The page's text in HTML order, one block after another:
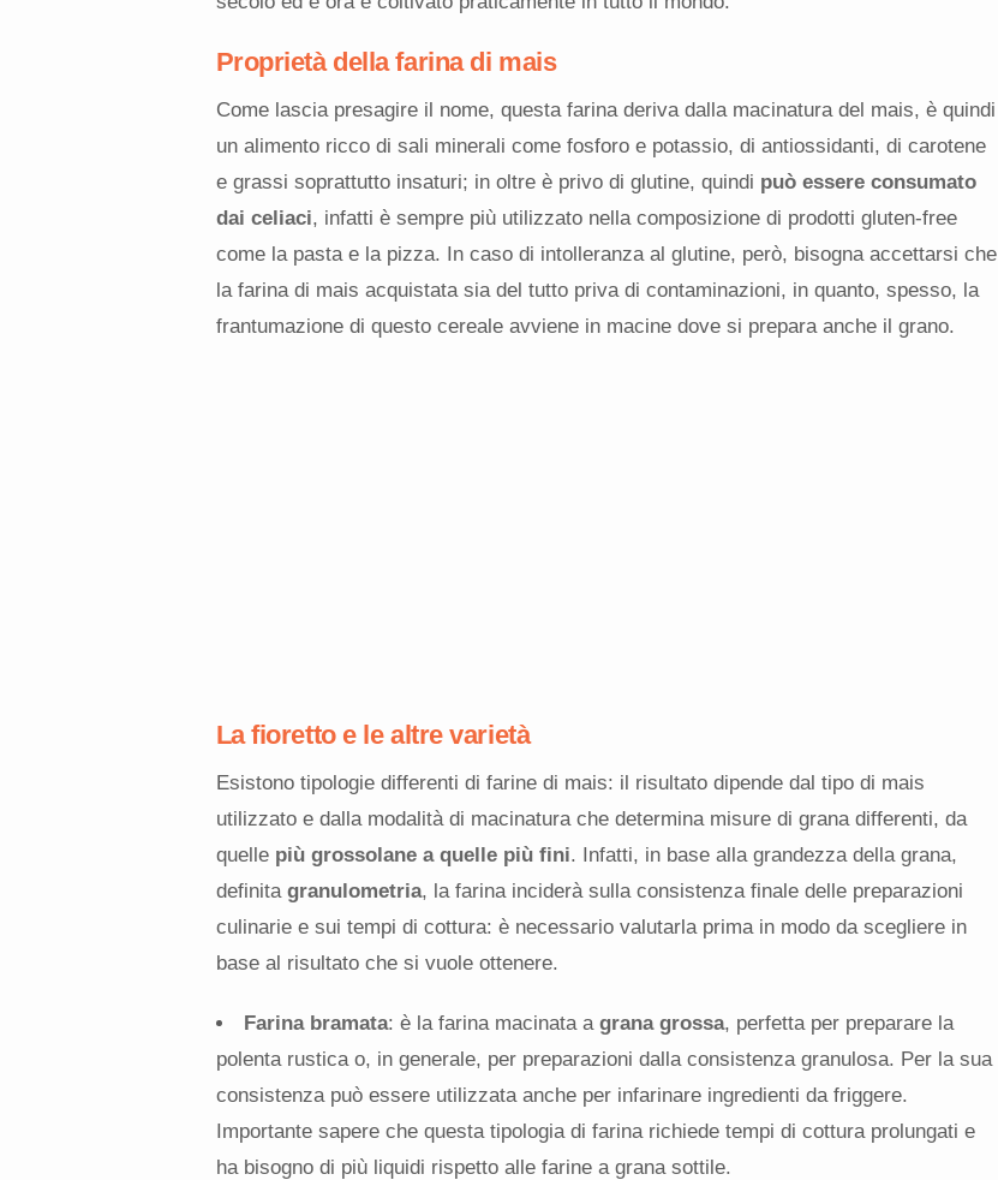
Proprietà della farina di mais
Come lascia presagire il nome, questa farina deriva dalla macinatura del mais, è quindi
un alimento ricco di sali minerali come fosforo e potassio, di antiossidanti, di carotene
e grassi soprattutto insaturi; in oltre è privo di glutine, quindi può essere consumato
dai celiaci, infatti è sempre più utilizzato nella composizione di prodotti gluten-free
come la pasta e la pizza. In caso di intolleranza al glutine, però, bisogna accettarsi che
la farina di mais acquistata sia del tutto priva di contaminazioni, in quanto, spesso, la
frantumazione di questo cereale avviene in macine dove si prepara anche il grano.
La fioretto e le altre varietà
Esistono tipologie differenti di farine di mais: il risultato dipende dal tipo di mais
utilizzato e dalla modalità di macinatura che determina misure di grana differenti, da
quelle più grossolane a quelle più fini. Infatti, in base alla grandezza della grana,
definita granulometria, la farina inciderà sulla consistenza finale delle preparazioni
culinarie e sui tempi di cottura: è necessario valutarla prima in modo da scegliere in
base al risultato che si vuole ottenere.
Farina bramata: è la farina macinata a grana grossa, perfetta per preparare la
polenta rustica o, in generale, per preparazioni dalla consistenza granulosa. Per la sua
consistenza può essere utilizzata anche per infarinare ingredienti da friggere.
Importante sapere che questa tipologia di farina richiede tempi di cottura prolungati e
ha bisogno di più liquidi rispetto alle farine a grana sottile.